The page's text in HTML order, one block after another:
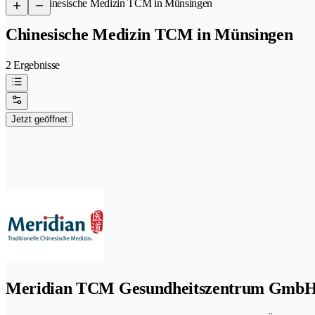
/Chinesische Medizin TCM in Münsingen
Chinesische Medizin TCM in Münsingen
2 Ergebnisse
Jetzt geöffnet
Meridian TCM Gesundheitszentrum